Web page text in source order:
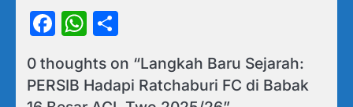
Facebook
WhatsApp
0 thoughts on “Langkah Baru Sejarah:
PERSIB Hadapi Ratchaburi FC di Babak